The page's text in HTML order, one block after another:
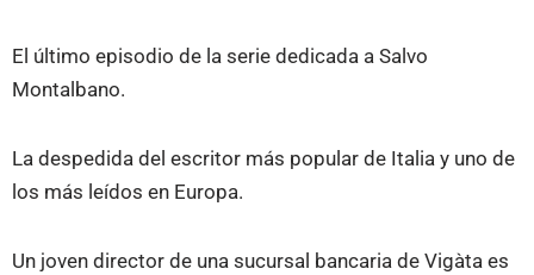
El último episodio de la serie dedicada a Salvo
Montalbano.
La despedida del escritor más popular de Italia y uno de
los más leídos en Europa.
Un joven director de una sucursal bancaria de Vigàta es